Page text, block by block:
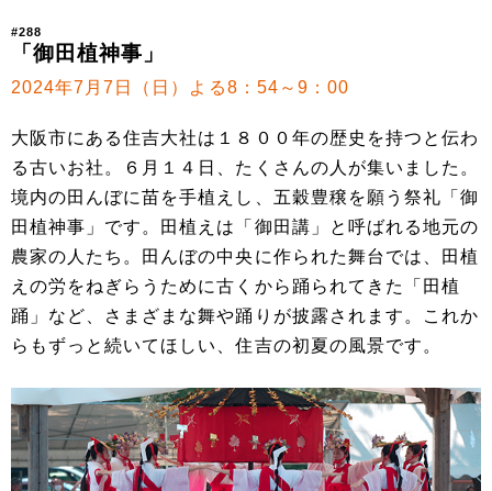
#288
「御田植神事」
2024年7月7日（日）よる8：54～9：00
大阪市にある住吉大社は１８００年の歴史を持つと伝わ
る古いお社。６月１４日、たくさんの人が集いました。
境内の田んぼに苗を手植えし、五穀豊穣を願う祭礼「御
田植神事」です。田植えは「御田講」と呼ばれる地元の
農家の人たち。田んぼの中央に作られた舞台では、田植
えの労をねぎらうために古くから踊られてきた「田植
踊」など、さまざまな舞や踊りが披露されます。これか
らもずっと続いてほしい、住吉の初夏の風景です。